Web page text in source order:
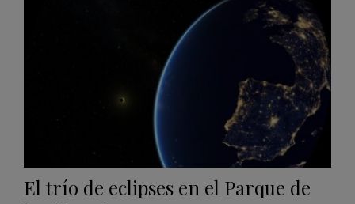
El trío de eclipses en el Parque de